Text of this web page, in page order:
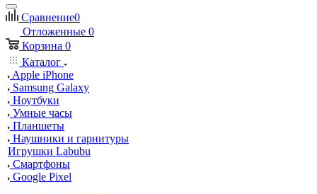
Сравнение0
Отложенные 0
Корзина 0
Каталог
Apple iPhone
Samsung Galaxy
Ноутбуки
Умные часы
Планшеты
Наушники и гарнитуры
Игрушки Labubu
Смартфоны
Google Pixel